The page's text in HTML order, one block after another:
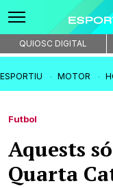
QUIOSC DIGITAL
MOTOR
Futbol
Aquests
Quarta